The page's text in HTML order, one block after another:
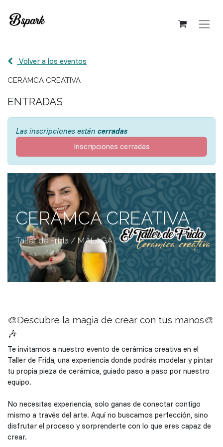
Volver a los eventos
CERÁMCA CREATIVA
ENTRADAS
Las inscripciones están cerradas
Inscripciones cerradas
CERÁMCA CREATIVA
Taller de Frida / MÁLAGA
🎨Descubre la magia de crear con tus manos🎨
🎶
Te invitamos a nuestro evento de cerámica creativa en el
Taller de Frida, una experiencia donde podrás modelar y pintar
tu propia pieza de cerámica, guiado paso a paso por nuestro
equipo.
No necesitas experiencia, solo ganas de conectar contigo
mismo a través del arte. Aquí no buscamos perfección, sino
disfrutar el proceso y sorprenderte con lo que eres capaz de
crear.